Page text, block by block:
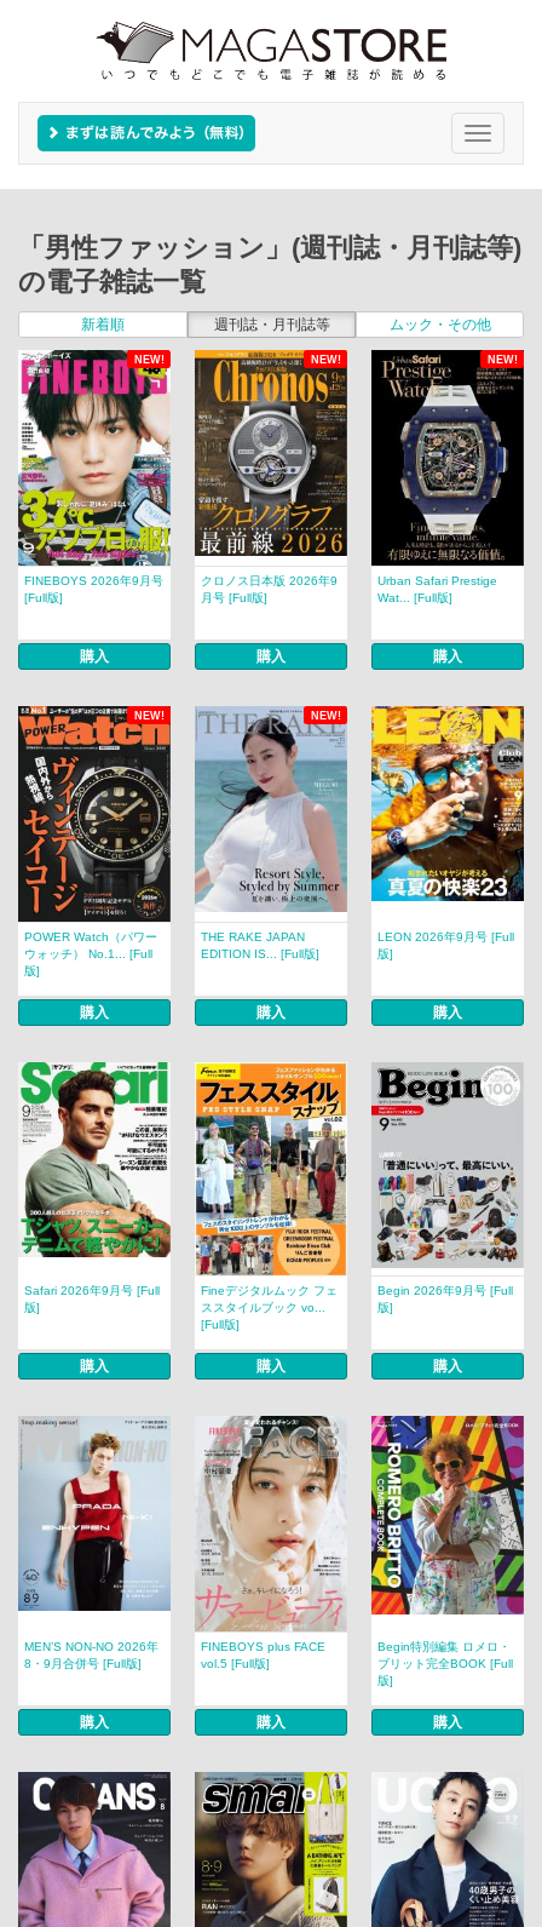
Toggle
「男性ファッション」(週刊誌・月刊誌等)
の電子雑誌一覧
新着順 週刊誌・月刊誌等 ムック・その他
NEW! NEW! NEW!
FINEBOYS 2026年9月号
[Full版]
購入
クロノス日本版 2026年9
月号 [Full版]
購入
Urban Safari Prestige
Wat... [Full版]
購入
NEW! NEW!
POWER Watch（パワー
ウォッチ） No.1... [Full
版]
購入
THE RAKE JAPAN
EDITION IS... [Full版]
購入
LEON 2026年9月号 [Full
版]
購入
Safari 2026年9月号 [Full
版]
購入
Fineデジタルムック フェ
ススタイルブック vo...
[Full版]
購入
Begin 2026年9月号 [Full
版]
購入
MEN’S NON‐NO 2026年
8・9月合併号 [Full版]
購入
FINEBOYS plus FACE
vol.5 [Full版]
購入
Begin特別編集 ロメロ・
ブリット完全BOOK [Full
版]
購入